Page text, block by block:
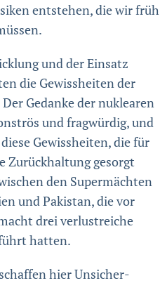
entstehen, die wir früh
und der Einsatz
die Gewissheiten der
Gedanke der nuklearen
und fragwürdig, und
Gewissheiten, die für
Zurückhaltung gesorgt
den Supermächten
und Pakistan, die vor
drei verlustreiche
hatten.
hier Unsicher­